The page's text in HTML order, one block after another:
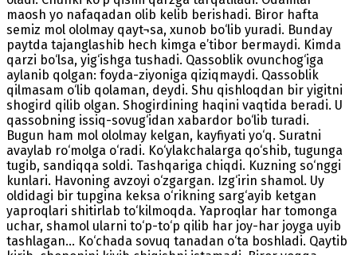
maosh yo nafaqadan olib kelib berishadi. Biror hafta
semiz mol ololmay qayt¬sa, xunob bo‘lib yuradi. Bunday
paytda tajanglashib hech kimga e’tibor bermaydi. Kimda
qarzi bo‘lsa, yig‘ishga tushadi. Qassoblik ovunchog‘iga
aylanib qolgan: foyda-ziyoniga qiziqmaydi. Qassoblik
qilmasam o‘lib qolaman, deydi. Shu qishloqdan bir yigitni
shogird qilib olgan. Shogirdining haqini vaqtida beradi. U
qassobning issiq-sovug‘idan xabardor bo‘lib turadi.
Bugun ham mol ololmay kelgan, kayfiyati yo‘q. Suratni
avaylab ro‘molga o‘radi. Ko‘ylakchalarga qo‘shib, tugunga
tugib, sandiqqa soldi. Tashqariga chiqdi. Kuzning so‘nggi
kunlari. Havoning avzoyi o‘zgargan. Izg‘irin shamol. Uy
oldidagi bir tupgina keksa o‘rikning sarg‘ayib ketgan
yaproqlari shitirlab to‘kilmoqda. Yaproqlar har tomonga
uchar, shamol ularni to‘p-to‘p qilib har joy-har joyga uyib
tashlagan... Ko‘chada sovuq tanadan o‘ta boshladi. Qaytib